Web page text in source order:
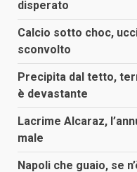
disperato
Calcio sotto choc,
sconvolto
Precipita dal tetto,
è devastante
Lacrime Alcaraz,
male
Napoli che guaio, se